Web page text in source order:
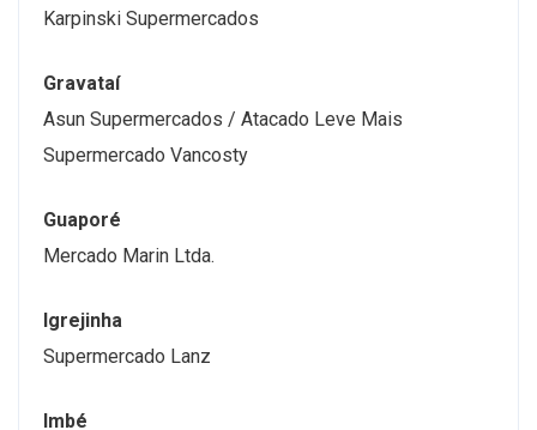
Karpinski Supermercados
Gravataí
Asun Supermercados / Atacado Leve Mais
Supermercado Vancosty
Guaporé
Mercado Marin Ltda.
Igrejinha
Supermercado Lanz
Imbé